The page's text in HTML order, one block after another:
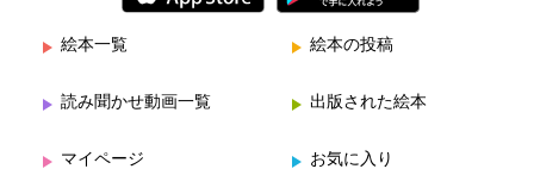
絵本一覧 絵本の投稿
読み聞かせ動画一覧 出版された絵本
マイページ お気に入り